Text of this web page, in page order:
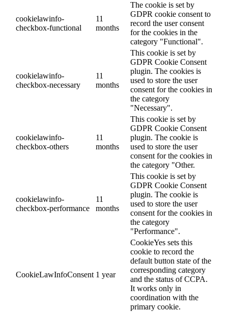
cookielawinfo-
checkbox-functional
11
months
The cookie is set by
GDPR cookie consent to
record the user consent
for the cookies in the
category "Functional".
cookielawinfo-
checkbox-necessary
11
months
This cookie is set by
GDPR Cookie Consent
plugin. The cookies is
used to store the user
consent for the cookies in
the category
"Necessary".
cookielawinfo-
checkbox-others
11
months
This cookie is set by
GDPR Cookie Consent
plugin. The cookie is
used to store the user
consent for the cookies in
the category "Other.
cookielawinfo-
checkbox-performance
11
months
This cookie is set by
GDPR Cookie Consent
plugin. The cookie is
used to store the user
consent for the cookies in
the category
"Performance".
CookieLawInfoConsent 1 year
CookieYes sets this
cookie to record the
default button state of the
corresponding category
and the status of CCPA.
It works only in
coordination with the
primary cookie.